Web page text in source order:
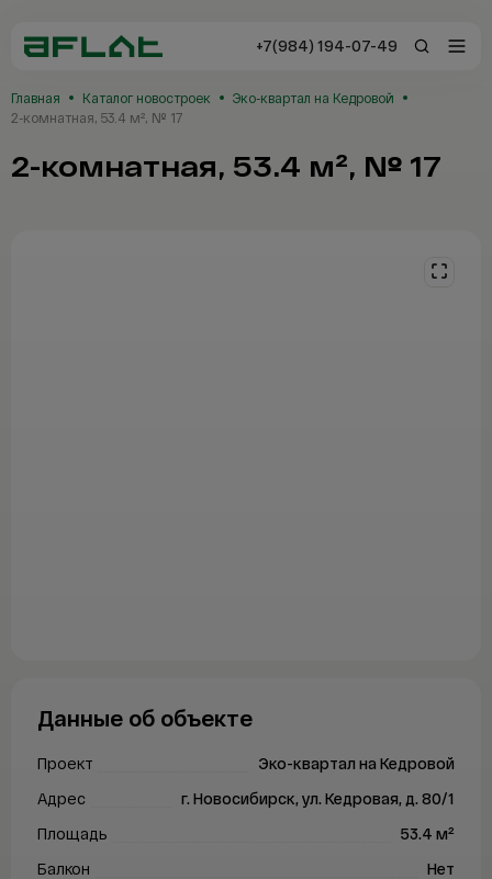
+7(984) 194-
Владивосток
Заказать звонок Отзывы
Семейная ипотека
Сельская ипотека
+7(984) 194-07-49
Главная Каталог новостроек
Эко-квартал на Кедровой
2-комнатная, 53.4 м², № 17
2-комнатная, 53.4 м², № 17
Данные об объекте
Проект
Эко-квартал на Кедровой
Адрес
г. Новосибирск, ул. Кедровая, д. 80/1
Площадь
53.4 м²
Балкон
Нет